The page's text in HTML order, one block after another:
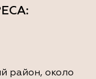
:
район, около